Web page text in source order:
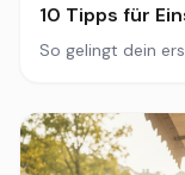
10 Tipps für
So gelingt dein